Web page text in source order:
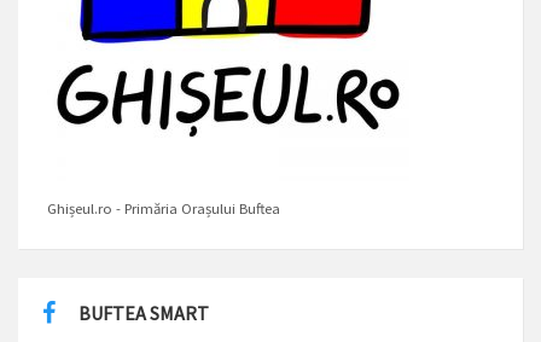
Ghișeul.ro - Primăria Orașului Buftea
BUFTEA SMART